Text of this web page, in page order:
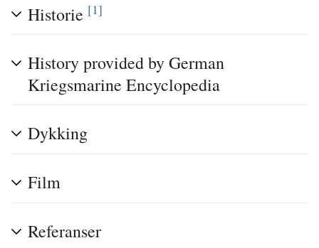
Historie [1]
History provided by German
Kriegsmarine Encyclopedia
Dykking
Film
Referanser